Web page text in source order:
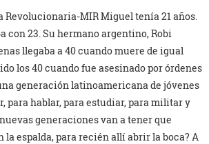
MIR Miguel tenía 21 años.
con 23. Su hermano argentino, Robi
llegaba a 40 cuando muere de igual
los 40 cuando fue asesinado por órdenes
generación latinoamericana de jóvenes
para hablar, para estudiar, para militar y
generaciones van a tener que
espalda, para recién allí abrir la boca? A